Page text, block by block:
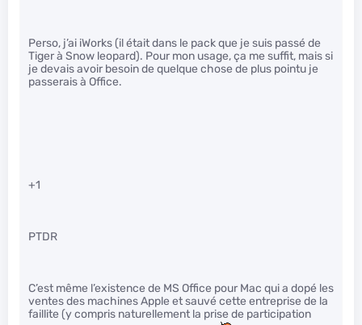
Perso, j’ai iWorks (il était dans le pack que je suis passé de
Tiger à Snow leopard). Pour mon usage, ça me suffit, mais si
je devais avoir besoin de quelque chose de plus pointu je
passerais à Office.
+1
PTDR
C’est même l’existence de MS Office pour Mac qui a dopé les
ventes des machines Apple et sauvé cette entreprise de la
faillite (y compris naturellement la prise de participation